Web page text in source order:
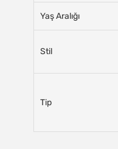
Yaş Aralığı
Stil
Tip